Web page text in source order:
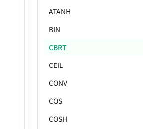
ATANH
BIN
CBRT
CEIL
CONV
COS
COSH